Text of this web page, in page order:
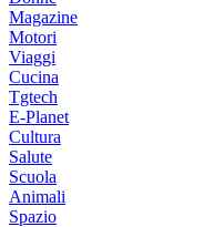
Magazine
Motori
Viaggi
Cucina
Tgtech
E-Planet
Cultura
Salute
Scuola
Animali
Spazio